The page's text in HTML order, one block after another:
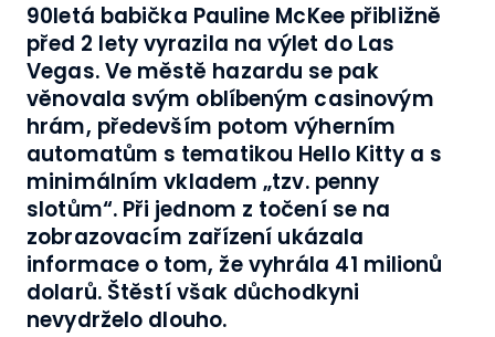
90letá babička Pauline McKee přibližně
před 2 lety vyrazila na výlet do Las
Vegas. Ve městě hazardu se pak
věnovala svým oblíbeným casinovým
hrám, především potom výherním
automatům s tematikou Hello Kitty a s
minimálním vkladem „tzv. penny
slotům“. Při jednom z točení se na
zobrazovacím zařízení ukázala
informace o tom, že vyhrála 41 milionů
dolarů. Štěstí však důchodkyni
nevydrželo dlouho.